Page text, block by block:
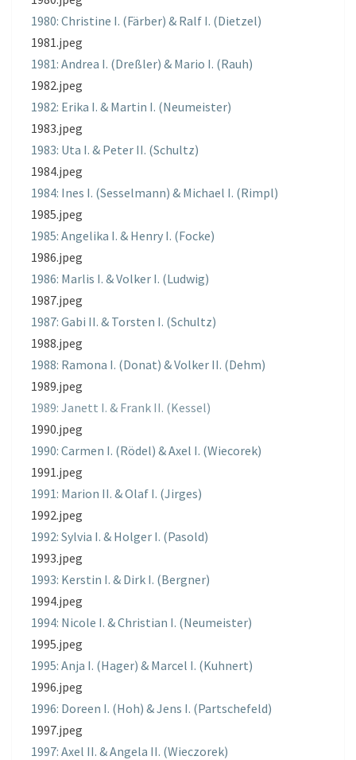
1980: Christine I. (Färber) & Ralf I. (Dietzel)
1981.jpeg
1981: Andrea I. (Dreßler) & Mario I. (Rauh)
1982.jpeg
1982: Erika I. & Martin I. (Neumeister)
1983.jpeg
1983: Uta I. & Peter II. (Schultz)
1984.jpeg
1984: Ines I. (Sesselmann) & Michael I. (Rimpl)
1985.jpeg
1985: Angelika I. & Henry I. (Focke)
1986.jpeg
1986: Marlis I. & Volker I. (Ludwig)
1987.jpeg
1987: Gabi II. & Torsten I. (Schultz)
1988.jpeg
1988: Ramona I. (Donat) & Volker II. (Dehm)
1989.jpeg
1989: Janett I. & Frank II. (Kessel)
1990.jpeg
1990: Carmen I. (Rödel) & Axel I. (Wiecorek)
1991.jpeg
1991: Marion II. & Olaf I. (Jirges)
1992.jpeg
1992: Sylvia I. & Holger I. (Pasold)
1993.jpeg
1993: Kerstin I. & Dirk I. (Bergner)
1994.jpeg
1994: Nicole I. & Christian I. (Neumeister)
1995.jpeg
1995: Anja I. (Hager) & Marcel I. (Kuhnert)
1996.jpeg
1996: Doreen I. (Hoh) & Jens I. (Partschefeld)
1997.jpeg
1997: Axel II. & Angela II. (Wieczorek)